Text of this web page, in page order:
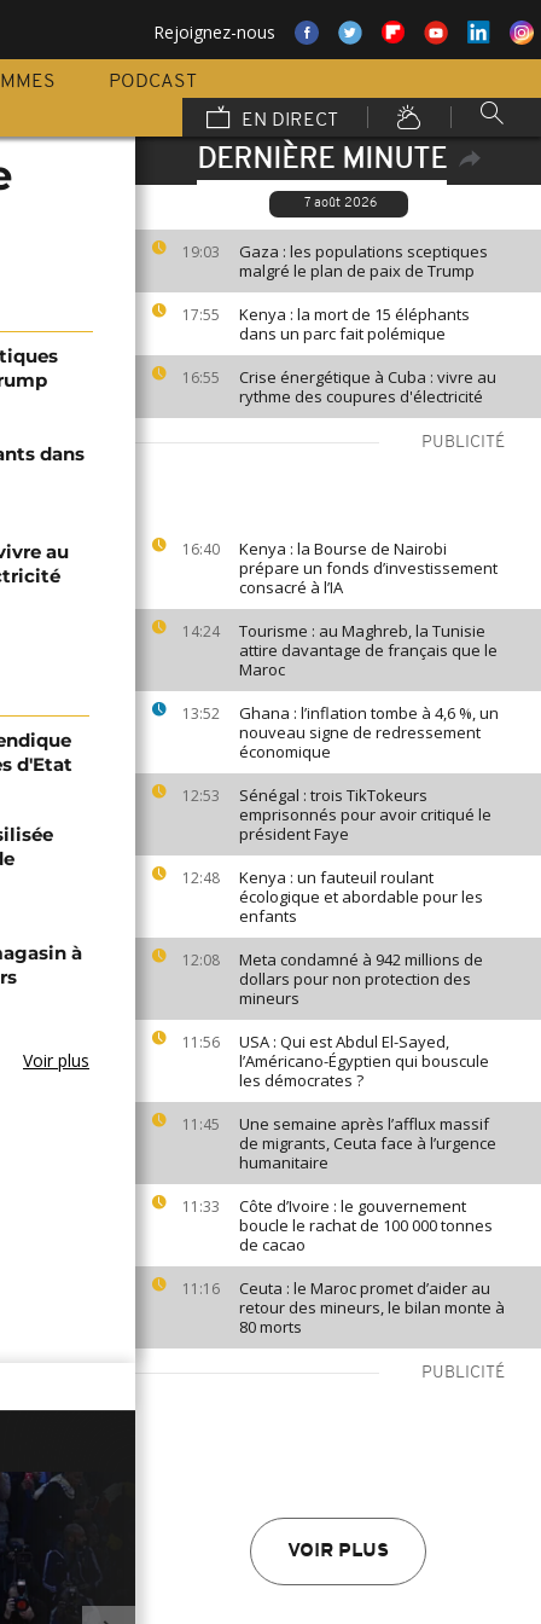
Rejoignez-nous
PODCAST
EN DIRECT
DERNIÈRE MINUTE
7 août 2026
19:03
Gaza : les populations sceptiques
malgré le plan de paix de Trump
17:55
Kenya : la mort de 15 éléphants
dans un parc fait polémique
16:55
Crise énergétique à Cuba : vivre au
rythme des coupures d'électricité
PUBLICITÉ
16:40
Kenya : la Bourse de Nairobi
prépare un fonds d’investissement
consacré à l’IA
14:24
Tourisme : au Maghreb, la Tunisie
attire davantage de français que le
Maroc
13:52
Ghana : l’inflation tombe à 4,6 %, un
nouveau signe de redressement
économique
12:53
Sénégal : trois TikTokeurs
emprisonnés pour avoir critiqué le
président Faye
12:48
Kenya : un fauteuil roulant
écologique et abordable pour les
enfants
12:08
Meta condamné à 942 millions de
dollars pour non protection des
mineurs
11:56
USA : Qui est Abdul El-Sayed,
l’Américano-Égyptien qui bouscule
les démocrates ?
11:45
Une semaine après l’afflux massif
de migrants, Ceuta face à l’urgence
humanitaire
11:33
Côte d’Ivoire : le gouvernement
boucle le rachat de 100 000 tonnes
de cacao
11:16
Ceuta : le Maroc promet d’aider au
retour des mineurs, le bilan monte à
80 morts
PUBLICITÉ
VOIR PLUS
dans
au
d'Etat
à
Voir plus